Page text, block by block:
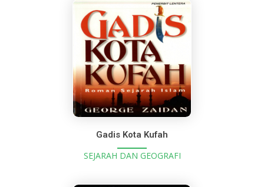
Gadis Kota Kufah
SEJARAH DAN GEOGRAFI